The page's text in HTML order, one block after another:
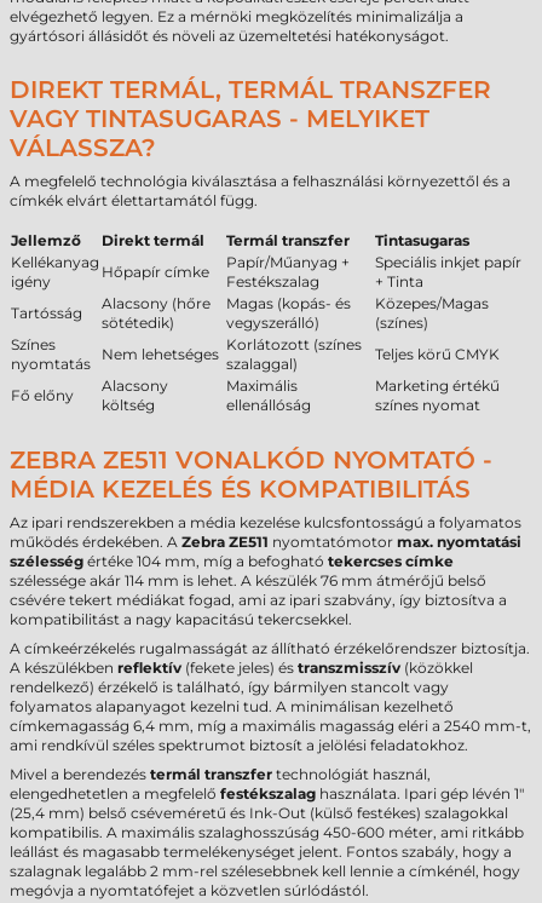
elvégezhető legyen. Ez a mérnöki megközelítés minimalizálja a
gyártósori állásidőt és növeli az üzemeltetési hatékonyságot.
DIREKT TERMÁL, TERMÁL TRANSZFER
VAGY TINTASUGARAS - MELYIKET
VÁLASSZA?
A megfelelő technológia kiválasztása a felhasználási környezettől és a
címkék elvárt élettartamától függ.
Jellemző Direkt termál Termál transzfer
Tintasugaras
Kellékanyag
igény
Hőpapír címke
Papír/Műanyag +
Festékszalag
Speciális inkjet papír
+ Tinta
Tartósság
Alacsony (hőre
sötétedik)
Magas (kopás- és
vegyszerálló)
Közepes/Magas
(színes)
Színes
nyomtatás
Nem lehetséges
Korlátozott (színes
szalaggal)
Teljes körű CMYK
Fő előny
Alacsony
költség
Maximális
ellenállóság
Marketing értékű
színes nyomat
ZEBRA ZE511 VONALKÓD NYOMTATÓ -
MÉDIA KEZELÉS ÉS KOMPATIBILITÁS
Az ipari rendszerekben a média kezelése kulcsfontosságú a folyamatos
működés érdekében. A Zebra ZE511 nyomtatómotor max. nyomtatási
szélesség értéke 104 mm, míg a befogható tekercses címke
szélessége akár 114 mm is lehet. A készülék 76 mm átmérőjű belső
csévére tekert médiákat fogad, ami az ipari szabvány, így biztosítva a
kompatibilitást a nagy kapacitású tekercsekkel.
A címkeérzékelés rugalmasságát az állítható érzékelőrendszer biztosítja.
A készülékben reflektív (fekete jeles) és transzmisszív (közökkel
rendelkező) érzékelő is található, így bármilyen stancolt vagy
folyamatos alapanyagot kezelni tud. A minimálisan kezelhető
címkemagasság 6,4 mm, míg a maximális magasság eléri a 2540 mm-t,
ami rendkívül széles spektrumot biztosít a jelölési feladatokhoz.
Mivel a berendezés termál transzfer technológiát használ,
elengedhetetlen a megfelelő festékszalag használata. Ipari gép lévén 1"
(25,4 mm) belső cséveméretű és Ink-Out (külső festékes) szalagokkal
kompatibilis. A maximális szalaghosszúság 450-600 méter, ami ritkább
leállást és magasabb termelékenységet jelent. Fontos szabály, hogy a
szalagnak legalább 2 mm-rel szélesebbnek kell lennie a címkénél, hogy
megóvja a nyomtatófejet a közvetlen súrlódástól.